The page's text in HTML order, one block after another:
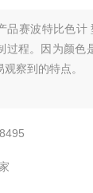
品赛波特比色计
过程。因为颜色
察到的特点。